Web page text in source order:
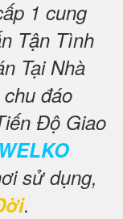
1 cung
Tận Tình
Tại Nhà
đáo
Độ Giao
sử dụng,
.